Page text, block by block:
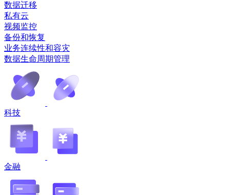
数据迁移
私有云
视频监控
备份和恢复
业务连续性和容灾
数据生命周期管理
科技
金融